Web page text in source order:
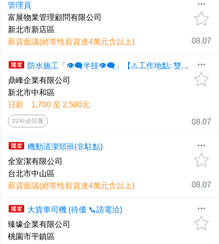
管理員
富展物業管理顧問有限公司
新北市新店區
薪資面議(經常性薪資達4萬元含以上)
08.07
防水施工「👁️‍🗨️半技👁️‍🗨️」【⚠️工作地點: 雙北全區⚠️】◕‿◕《應徵歡迎直接電洽、📞0958-607-868高先生📞、📲0926-367345劉小姐📲、預約面試！》
鼎峰企業有限公司
新北市中和區
日薪 1,700 至 2,500元
#24h必回覆 08.07
機動清潔領班(非駐點)
全室潔有限公司
台北市中山區
薪資面議(經常性薪資達4萬元含以上)
08.07
大貨車司機 (待優 📞請電洽)
臻壕企業有限公司
桃園市平鎮區